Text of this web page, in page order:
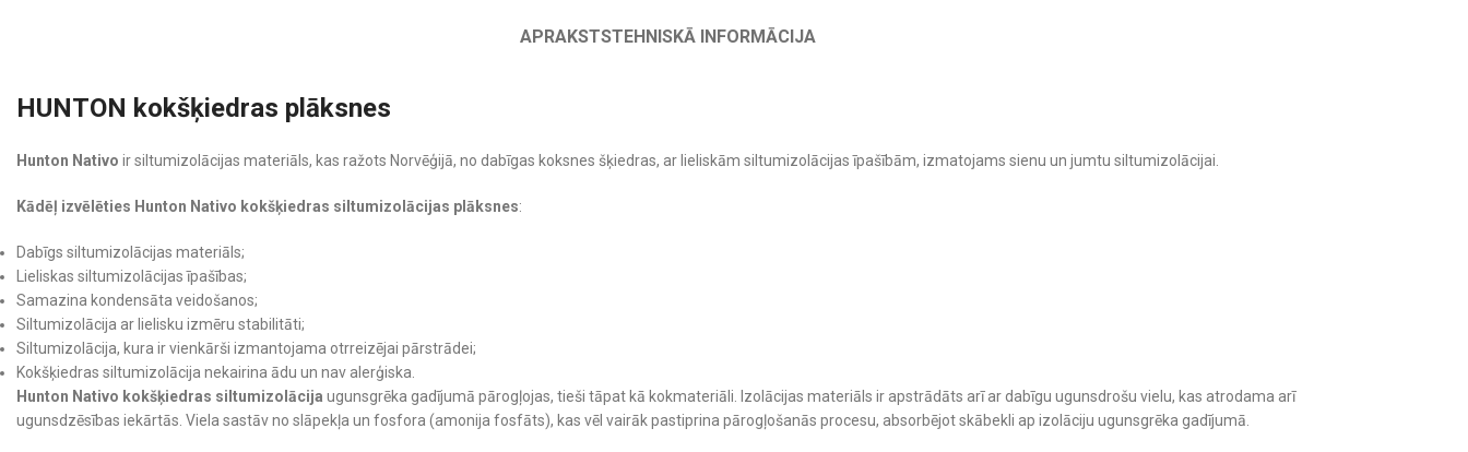
APRAKSTSTEHNISKĀ INFORMĀCIJA
HUNTON kokšķiedras plāksnes
Hunton Nativo ir siltumizolācijas materiāls, kas ražots Norvēģijā, no dabīgas koksnes šķiedras, ar lieliskām siltumizolācijas īpašībām, izmatojams sienu un jumtu siltumizolācijai.
Kādēļ izvēlēties Hunton Nativo kokšķiedras siltumizolācijas plāksnes:
Dabīgs siltumizolācijas materiāls;
Lieliskas siltumizolācijas īpašības;
Samazina kondensāta veidošanos;
Siltumizolācija ar lielisku izmēru stabilitāti;
Siltumizolācija, kura ir vienkārši izmantojama otrreizējai pārstrādei;
Kokšķiedras siltumizolācija nekairina ādu un nav alerģiska.
Hunton Nativo kokšķiedras siltumizolācija ugunsgrēka gadījumā pārogļojas, tieši tāpat kā kokmateriāli. Izolācijas materiāls ir apstrādāts arī ar dabīgu ugunsdrošu vielu, kas atrodama arī
ugunsdzēsības iekārtās. Viela sastāv no slāpekļa un fosfora (amonija fosfāts), kas vēl vairāk pastiprina pārogļošanās procesu, absorbējot skābekli ap izolāciju ugunsgrēka gadījumā.